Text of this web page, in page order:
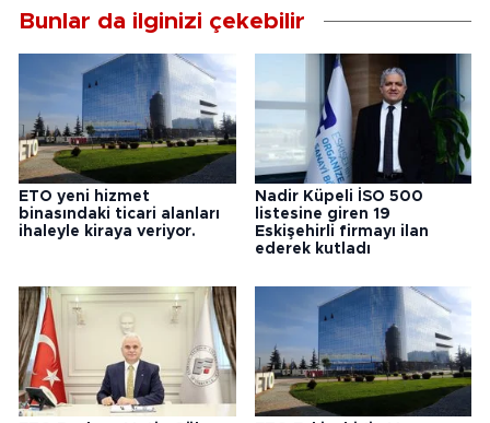
Bunlar da ilginizi çekebilir
ETO yeni hizmet
binasındaki ticari alanları
ihaleyle kiraya veriyor.
Nadir Küpeli İSO 500
listesine giren 19
Eskişehirli firmayı ilan
ederek kutladı